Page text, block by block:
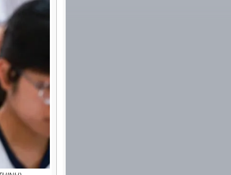
TỘC!